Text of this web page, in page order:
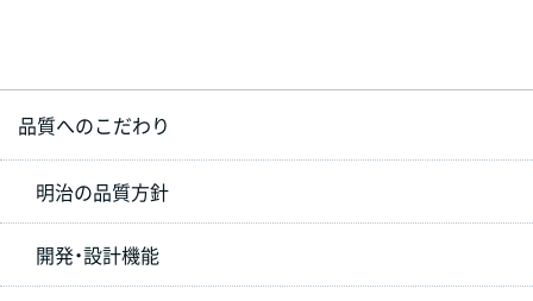
品質へのこだわり
明治の品質方針
開発・設計機能